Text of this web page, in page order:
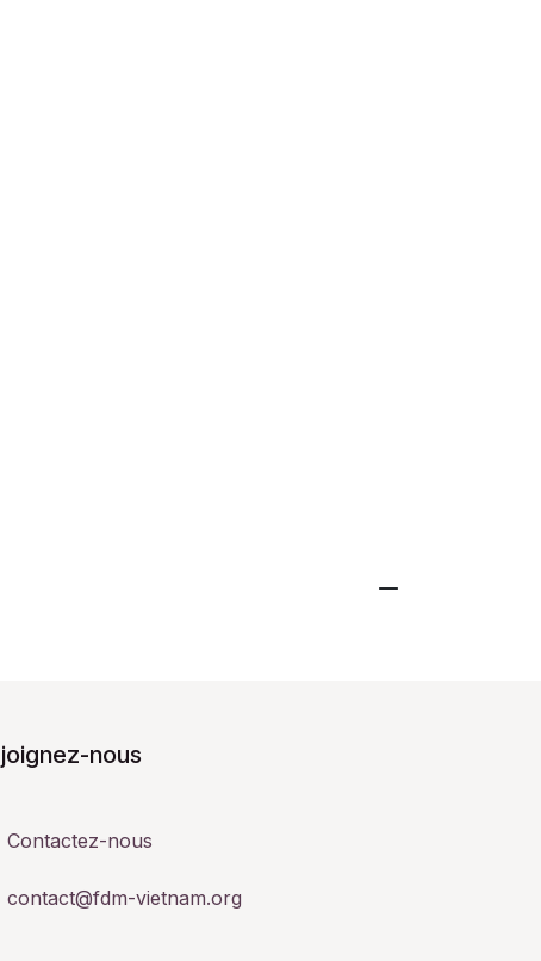
nous
Contactez-nous
contact@fdm-vietnam.org